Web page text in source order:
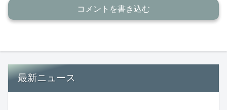
コメントを書き込む
最新ニュース